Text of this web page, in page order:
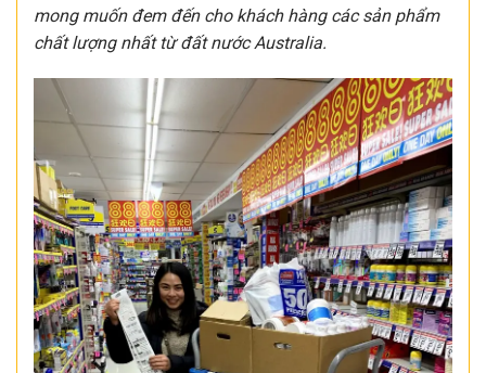
mong muốn đem đến cho khách hàng các sản phẩm
chất lượng nhất từ đất nước Australia.